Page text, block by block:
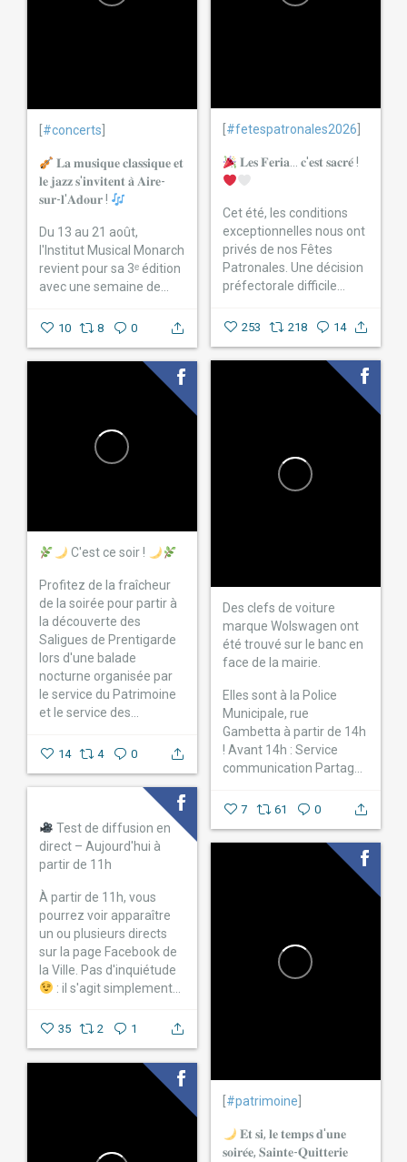
#concerts
𝐋𝐚 𝐦𝐮𝐬𝐢𝐪𝐮𝐞 𝐜𝐥𝐚𝐬𝐬𝐢𝐪𝐮𝐞 𝐞𝐭
𝐥𝐞 𝐣𝐚𝐳𝐳 𝐬'𝐢𝐧𝐯𝐢𝐭𝐞𝐧𝐭 𝐚̀ 𝐀𝐢𝐫𝐞-
𝐬𝐮𝐫-𝐥'𝐀𝐝𝐨𝐮𝐫 !
Du 13 au 21 août,
l'Institut Musical Monarch
revient pour sa 3ᵉ édition
avec une semaine de...
10 8 0
#fetespatronales2026
𝐋𝐞𝐬 𝐅𝐞𝐫𝐢𝐚... 𝐜'𝐞𝐬𝐭 𝐬𝐚𝐜𝐫𝐞́ !
Cet été, les conditions
exceptionnelles nous ont
privés de nos Fêtes
Patronales. Une décision
préfectorale difficile...
253 218 14
Des clefs de voiture
marque Wolswagen ont
été trouvé sur le banc en
face de la mairie.
Elles sont à la Police
Municipale, rue
Gambetta à partir de 14h
! Avant 14h : Service
communication Partag...
7 61 0
C'est ce soir !
Profitez de la fraîcheur
de la soirée pour partir à
la découverte des
Saligues de Prentigarde
lors d'une balade
nocturne organisée par
le service du Patrimoine
et le service des...
14 4 0
Test de diffusion en
direct – Aujourd'hui à
partir de 11h
À partir de 11h, vous
pourrez voir apparaître
un ou plusieurs directs
sur la page Facebook de
la Ville. Pas d'inquiétude
: il s'agit simplement...
35 2 1
#patrimoine
𝐄𝐭 𝐬𝐢, 𝐥𝐞 𝐭𝐞𝐦𝐩𝐬 𝐝'𝐮𝐧𝐞
𝐬𝐨𝐢𝐫𝐞́𝐞, 𝐒𝐚𝐢𝐧𝐭𝐞-𝐐𝐮𝐢𝐭𝐭𝐞𝐫𝐢𝐞